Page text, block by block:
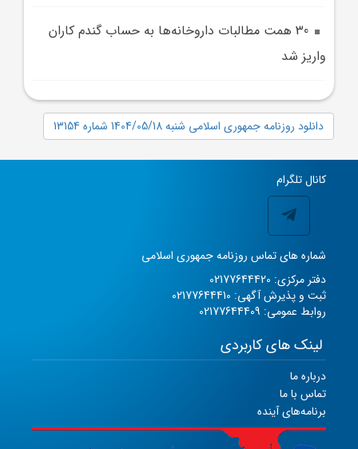
30 همت مطالبات داروخانه‌ها به حساب گندم کاران
واريز شد
دانلود روزنامه جمهوری اسلامی شنبه 1404/05/18 شماره 13154
کانال تلگرام
شماره های تماس روزنامه جمهوری اسلامی
دفتر مرکزی: 02177644420
ثبت و پذیرش آگهی: 02177644410
روابط عمومی: 02177644409
لینک های کاربردی
درباره ما
تماس با ما
برنامه‌های آینده